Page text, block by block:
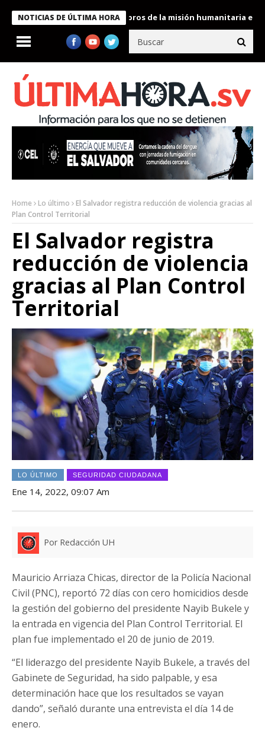
NOTICIAS DE ÚLTIMA HORA
Bukele condecora a miembros de la misión humanitaria enviada
Home Lo último
El Salvador registra reducción de violencia gracias al
Plan Control Territorial
El Salvador registra
reducción de violencia
gracias al Plan Control
Territorial
LO ÚLTIMO SEGURIDAD CIUDADANA
Ene 14, 2022, 09:07 Am
Por Redacción UH
Mauricio Arriaza Chicas, director de la Policía Nacional
Civil (PNC), reportó 72 días con cero homicidios desde
la gestión del gobierno del presidente Nayib Bukele y
la entrada en vigencia del Plan Control Territorial. El
plan fue implementado el 20 de junio de 2019.
“El liderazgo del presidente Nayib Bukele, a través del
Gabinete de Seguridad, ha sido palpable, y esa
determinación hace que los resultados se vayan
dando”, señaló durante una entrevista el día 14 de
enero.